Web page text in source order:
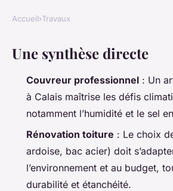
5 astuces pour
bon couvreur à
Auberte•06/05/2026 09:19•8 min de
Accueil›Travaux
Une synthèse directe
Couvreur professionnel : Un
à Calais maîtrise les défis
notamment l’humidité et le sel
Rénovation toiture : Le choix
ardoise, bac acier) doit
l’environnement et au budget,
durabilité et étanchéité.